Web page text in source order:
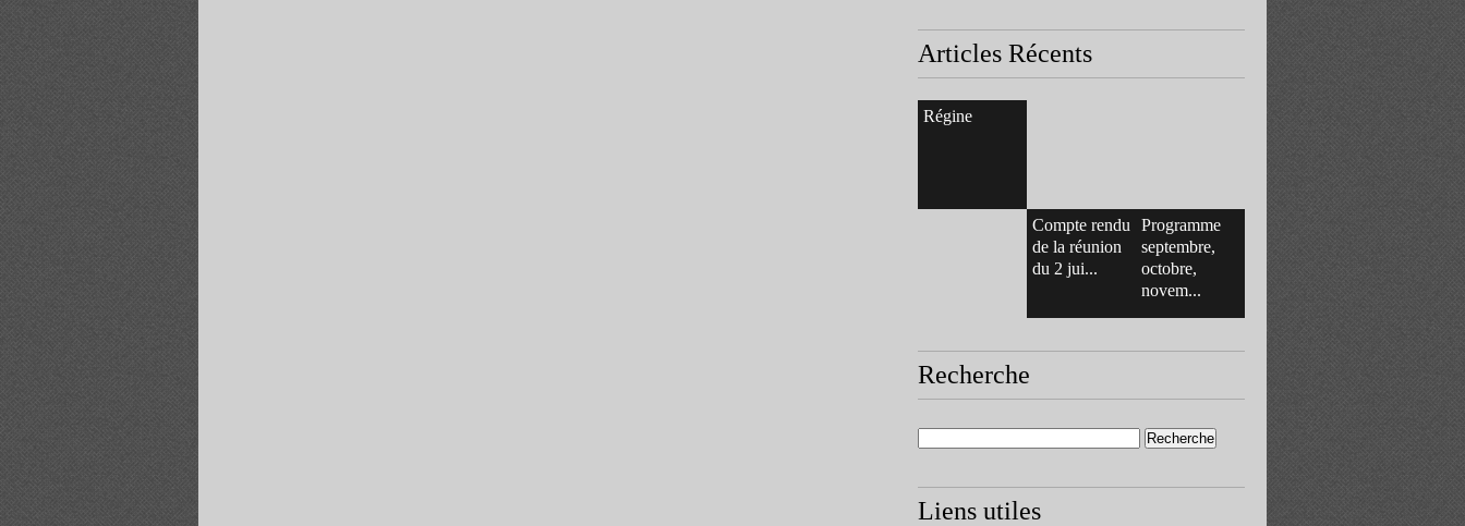
Articles Récents
Régine
Compte rendu
de la réunion
du 2 jui...
Programme
septembre,
octobre,
novem...
Recherche
Liens utiles